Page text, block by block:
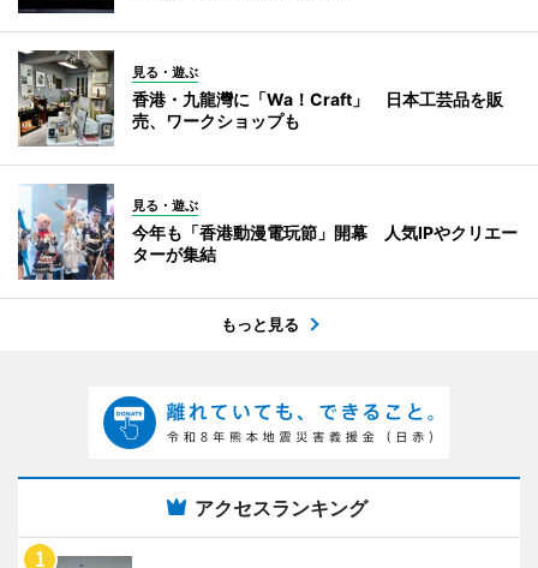
見る・遊ぶ
香港・九龍灣に「Wa！Craft」 日本工芸品を販
売、ワークショップも
見る・遊ぶ
今年も「香港動漫電玩節」開幕 人気IPやクリエー
ターが集結
もっと見る
アクセスランキング